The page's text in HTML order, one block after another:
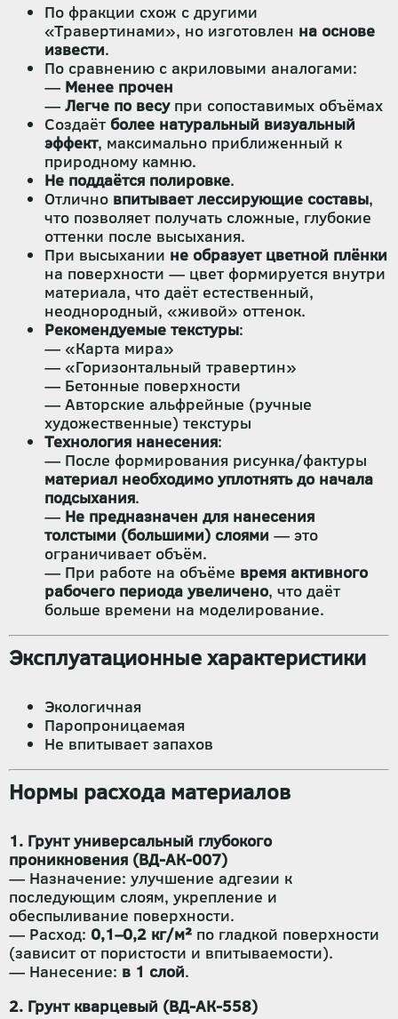
По фракции схож с другими
«Травертинами», но изготовлен на основе
извести.
По сравнению с акриловыми аналогами:
— Менее прочен
— Легче по весупри сопоставимых объёмах
Создаёт более натуральный визуальный
эффект, максимально приближенный к
природному камню.
Не поддаётся полировке.
Отлично впитывает лессирующие составы,
что позволяет получать сложные, глубокие
оттенки после высыхания.
При высыхании не образует цветной плёнки
на поверхности — цвет формируется внутри
материала, что даёт естественный,
неоднородный, «живой» оттенок.
Рекомендуемые текстуры:
— «Карта мира»
— «Горизонтальный травертин»
— Бетонные поверхности
— Авторские альфрейные (ручные
художественные) текстуры
Технология нанесения:
— После формирования рисунка/фактуры
материал необходимо уплотнять до начала
подсыхания.
— Не предназначен для нанесения
толстыми (большими) слоями — это
ограничивает объём.
— При работе на объёме время активного
рабочего периода увеличено, что даёт
больше времени на моделирование.
Эксплуатационные характеристики
Экологичная
Паропроницаемая
Не впитывает запахов
Нормы расхода материалов
1. Грунт универсальный глубокого
проникновения (ВД-АК-007)
— Назначение: улучшение адгезии к
последующим слоям, укрепление и
обеспыливание поверхности.
— Расход: 0,1–0,2 кг/м² по гладкой поверхности
(зависит от пористости и впитываемости).
— Нанесение: в 1 слой.
2. Грунт кварцевый (ВД-АК-558)